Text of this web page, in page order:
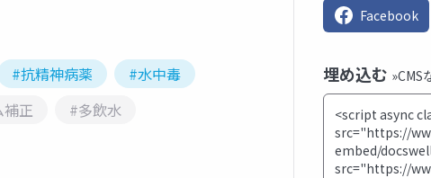
#抗精神病薬
#水中毒
正 #多飲水
Facebook
埋め込む »CMS